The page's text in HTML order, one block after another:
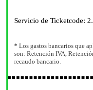
Servicio de Ticketcode:
* Los gastos bancarios que
son: Retención IVA,
recaudo bancario.